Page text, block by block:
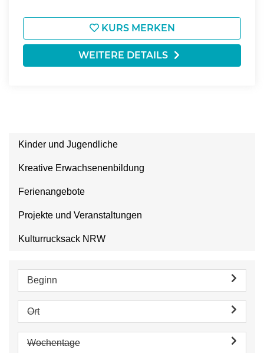
KURS MERKEN
WEITERE DETAILS
Kinder und Jugendliche
Kreative Erwachsenenbildung
Ferienangebote
Projekte und Veranstaltungen
Kulturrucksack NRW
Beginn
Ort
Wochentage